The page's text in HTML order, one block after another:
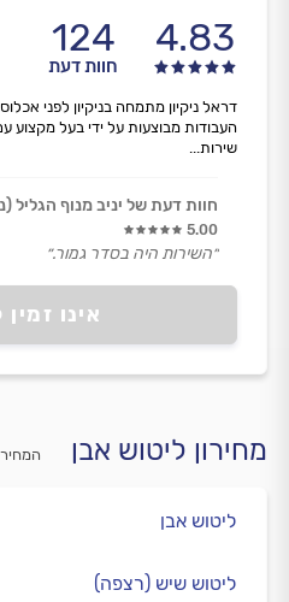
4.83
124
חוות דעת
אינו
דראל ניקיון מתמחה בניקיון לפני
העבודות מבוצעות על ידי בעל מקצוע
שירות...
חוות דעת של יניב מנוף הגליל
5.00
״השירות היה בסדר גמור.״
מחירון ליטוש אבן
ליטוש אבן
ליטוש שיש (רצפה)